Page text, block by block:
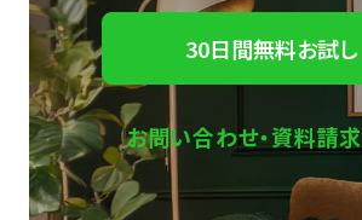
30日間無料お試し
お問い合わせ・資料請求